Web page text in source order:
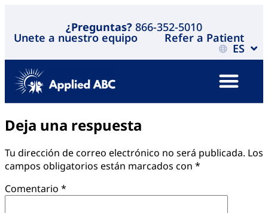
¿Preguntas? 866-352-5010
Unete a nuestro equipo Refer a Patient
ES
Deja una respuesta
Tu dirección de correo electrónico no será publicada. Los
campos obligatorios están marcados con *
Comentario *